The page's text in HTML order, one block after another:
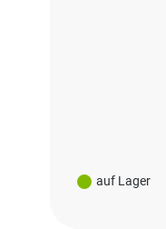
auf Lager